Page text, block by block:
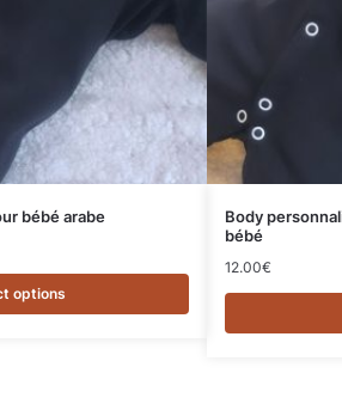
bébé arabe
options
Body
bébé
12.00€